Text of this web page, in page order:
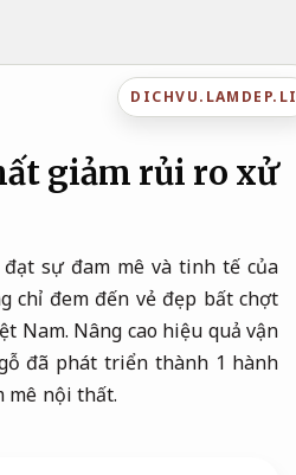
DICHVU.LAMDEP.LI
giảm rủi ro xử
sự đam mê và tinh tế của
chỉ đem đến vẻ đẹp bất chợt
Nam. Nâng cao hiệu quả vận
đã phát triển thành 1 hành
mê nội thất.